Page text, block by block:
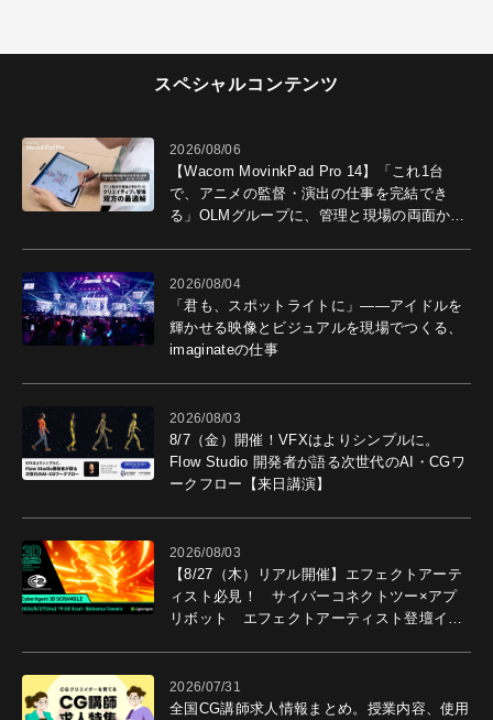
スペシャルコンテンツ
2026/08/06
【Wacom MovinkPad Pro 14】「これ1台
で、アニメの監督・演出の仕事を完結でき
る」OLMグループに、管理と現場の両面から
2026/08/04
「君も、スポットライトに」――アイドルを
輝かせる映像とビジュアルを現場でつくる、
imaginateの仕事
2026/08/03
8/7（金）開催！VFXはよりシンプルに。
Flow Studio 開発者が語る次世代のAI・CGワ
ークフロー【来日講演】
2026/08/03
【8/27（木）リアル開催】エフェクトアーテ
ィスト必見！ サイバーコネクトツー×アプ
リボット エフェクトアーティスト登壇イベ
2026/07/31
全国CG講師求人情報まとめ。授業内容、使用